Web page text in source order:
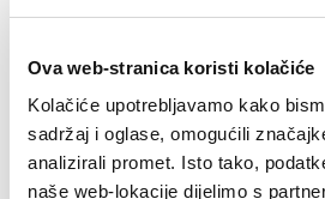
Ova web-stranica koristi kolačiće
Kolačiće upotrebljavamo kako
sadržaj i oglase, omogućili
analizirali promet. Isto tako,
naše web-lokacije dijelimo s
E-RAČUN